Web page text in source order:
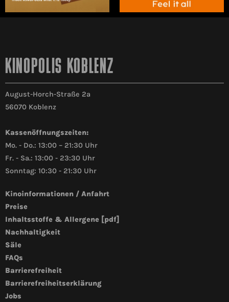
KINOPOLIS KOBLENZ
August-Horch-Straße 2a
56070 Koblenz
Kassenöffnungszeiten:
Mo. - Do.: 13:00 – 21:30 Uhr
Fr. - Sa.: 13:00 - 23:30 Uhr
Sonntag: 10:30 - 21:30 Uhr
Kinoinformationen / Anfahrt
Preise
Inhaltsstoffe & Allergene [pdf]
Nachhaltigkeit
Säle
FAQs
Barrierefreiheit
Barrierefreiheitserklärung
Jobs